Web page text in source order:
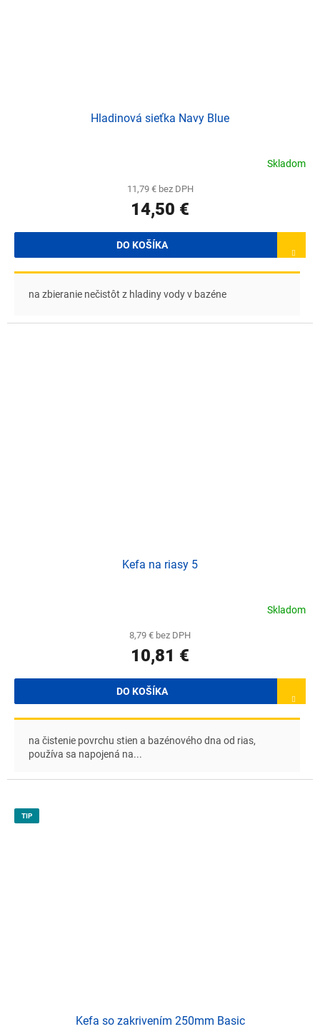
Hladinová sieťka Navy Blue
Skladom
11,79 € bez DPH
14,50 €
DO KOŠÍKA
na zbieranie nečistôt z hladiny vody v bazéne
Kefa na riasy 5
Skladom
8,79 € bez DPH
10,81 €
DO KOŠÍKA
na čistenie povrchu stien a bazénového dna od rias,
používa sa napojená na...
TIP
Kefa so zakrivením 250mm Basic